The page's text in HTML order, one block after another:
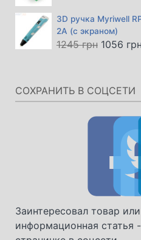
3D ручка Myriwell
2А (с экраном)
1245грн
1245 грн.
1056 грн
СОХРАНИТЬ В СОЦСЕТИ
Заинтересовал товар
информационная статья